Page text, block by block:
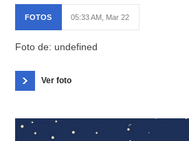
FOTOS 05:33 AM, Mar 22
Foto de: undefined
Ver foto